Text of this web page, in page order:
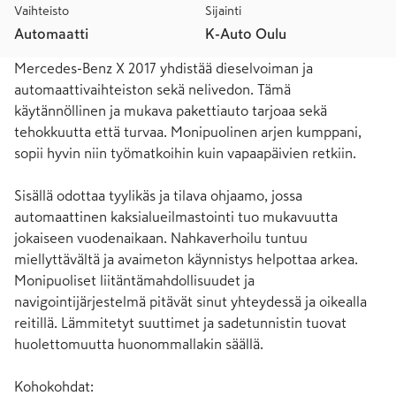
Vaihteisto
Automaatti
Sijainti
K-Auto Oulu
Mercedes-Benz X 2017 yhdistää dieselvoiman ja
automaattivaihteiston sekä nelivedon. Tämä
käytännöllinen ja mukava pakettiauto tarjoaa sekä
tehokkuutta että turvaa. Monipuolinen arjen kumppani,
sopii hyvin niin työmatkoihin kuin vapaapäivien retkiin.
Sisällä odottaa tyylikäs ja tilava ohjaamo, jossa
automaattinen kaksialueilmastointi tuo mukavuutta
jokaiseen vuodenaikaan. Nahkaverhoilu tuntuu
miellyttävältä ja avaimeton käynnistys helpottaa arkea.
Monipuoliset liitäntämahdollisuudet ja
navigointijärjestelmä pitävät sinut yhteydessä ja oikealla
reitillä. Lämmitetyt suuttimet ja sadetunnistin tuovat
huolettomuutta huonommallakin säällä.
Kohokohdat: